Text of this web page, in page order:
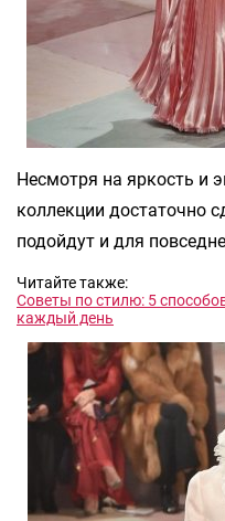
Несмотря на яркость и
коллекции достаточно
подойдут и для
Читайте также:
Советы по стилю: 5
каждый день